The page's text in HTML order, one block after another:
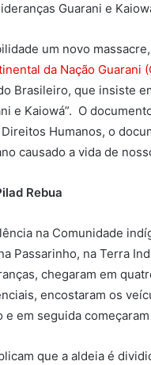
Guarani e
um novo
da Nação Guarani
Brasileiro, que insiste
e Kaiowá”. O
Humanos, o
causado a vida de
Rebua
na Comunidade
Passarinho, na Terra
chegaram em
encostaram os
em seguida
que a aldeia é